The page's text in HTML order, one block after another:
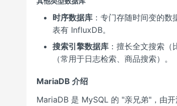
时序数据库 ：专门存随时间变的
表有 InfluxDB。
搜索引擎数据库 ：擅长全文搜索
（常用于日志检索、商品搜索）。
MariaDB 介绍
MariaDB 是 MySQL 的 "亲兄弟"，由